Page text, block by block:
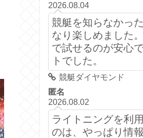
2026.08.04
競艇を知らなかっ
なり楽しめました
で試せるのが安心
トでした。
競艇ダイヤモンド
匿名
2026.08.02
ライトニングを利
のは、やっぱり情